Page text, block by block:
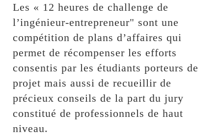
Les « 12 heures de challenge de
l’ingénieur-entrepreneur" sont une
compétition de plans d’affaires qui
permet de récompenser les efforts
consentis par les étudiants porteurs de
projet mais aussi de recueillir de
précieux conseils de la part du jury
constitué de professionnels de haut
niveau.